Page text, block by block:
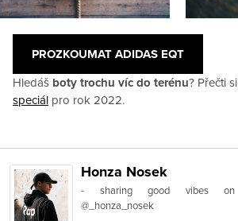
PROZKOUMAT ADIDAS EQT
Hledáš boty trochu víc do terénu? Přečti si
speciál pro rok 2022.
Honza Nosek
- sharing good vibes on
@_honza_nosek